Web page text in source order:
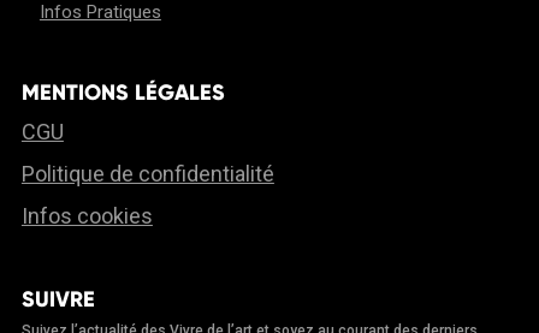
Infos Pratiques
MENTIONS LÉGALES
CGU
Politique de confidentialité
Infos cookies
SUIVRE